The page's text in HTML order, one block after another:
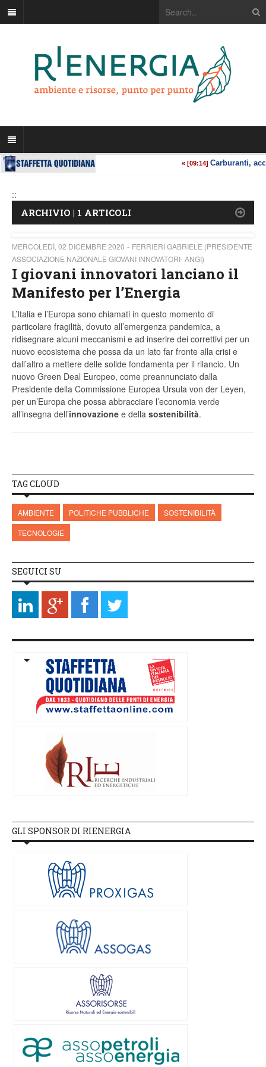
::
ARCHIVIO | 1 ARTICOLI
MERCOLEDÌ, 02 DICEMBRE 2020
FERRIERI GABRIELE (PRESIDENTE
ASSOCIAZIONE NAZIONALE GIOVANI INNOVATORI- ANGI)
I giovani innovatori lanciano il
Manifesto per l’Energia
L’Italia e l’Europa sono chiamati in questo momento di
particolare fragilità, dovuto all’emergenza pandemica, a
ridisegnare alcuni meccanismi e ad inserire dei correttivi per un
nuovo ecosistema che possa da un lato far fronte alla crisi e
dall’altro a mettere delle solide fondamenta per il rilancio. Un
nuovo Green Deal Europeo, come preannunciato dalla
Presidente della Commissione Europea Ursula von der Leyen,
per un’Europa che possa abbracciare l’economia verde
all’insegna dell’innovazione e della sostenibilità.
TAG CLOUD
AMBIENTE POLITICHE PUBBLICHE
SOSTENIBILITÀ
TECNOLOGIE
SEGUICI SU
GLI SPONSOR DI RIENERGIA